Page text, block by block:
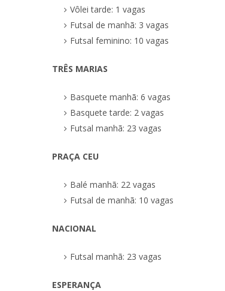
Vôlei tarde: 1 vagas
Futsal de manhã: 3 vagas
Futsal feminino: 10 vagas
TRÊS MARIAS
Basquete manhã: 6 vagas
Basquete tarde: 2 vagas
Futsal manhã: 23 vagas
PRAÇA CEU
Balé manhã: 22 vagas
Futsal de manhã: 10 vagas
NACIONAL
Futsal manhã: 23 vagas
ESPERANÇA